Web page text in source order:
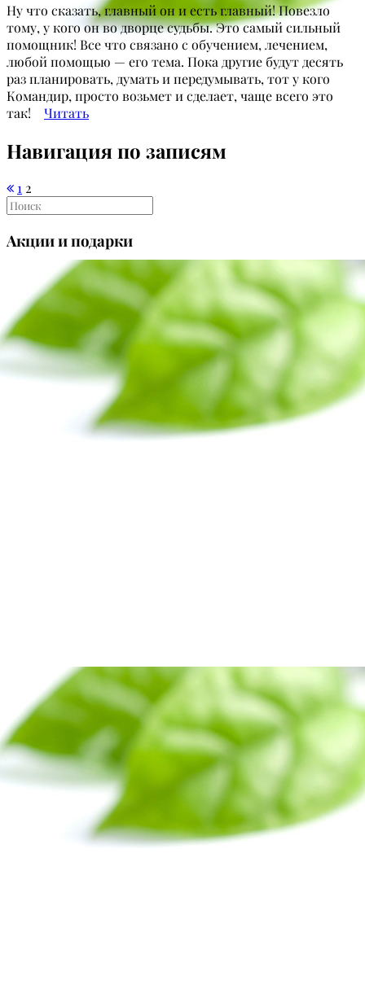
Ну что сказать, главный он и есть главный! Повезло
тому, у кого он во дворце судьбы. Это самый сильный
помощник! Все что связано с обучением, лечением,
любой помощью — его тема. Пока другие будут десять
раз планировать, думать и передумывать, тот у кого
Командир, просто возьмет и сделает, чаще всего это
так!⠀ Читать
Навигация по записям
1 2
Акции и подарки